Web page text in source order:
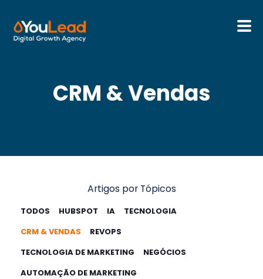
Serviços
Português
CRM & Vendas
Artigos por Tópicos
TODOS HUBSPOT IA
TECNOLOGIA
CRM & VENDAS
REVOPS
TECNOLOGIA DE MARKETING
NEGÓCIOS
AUTOMAÇÃO DE MARKETING